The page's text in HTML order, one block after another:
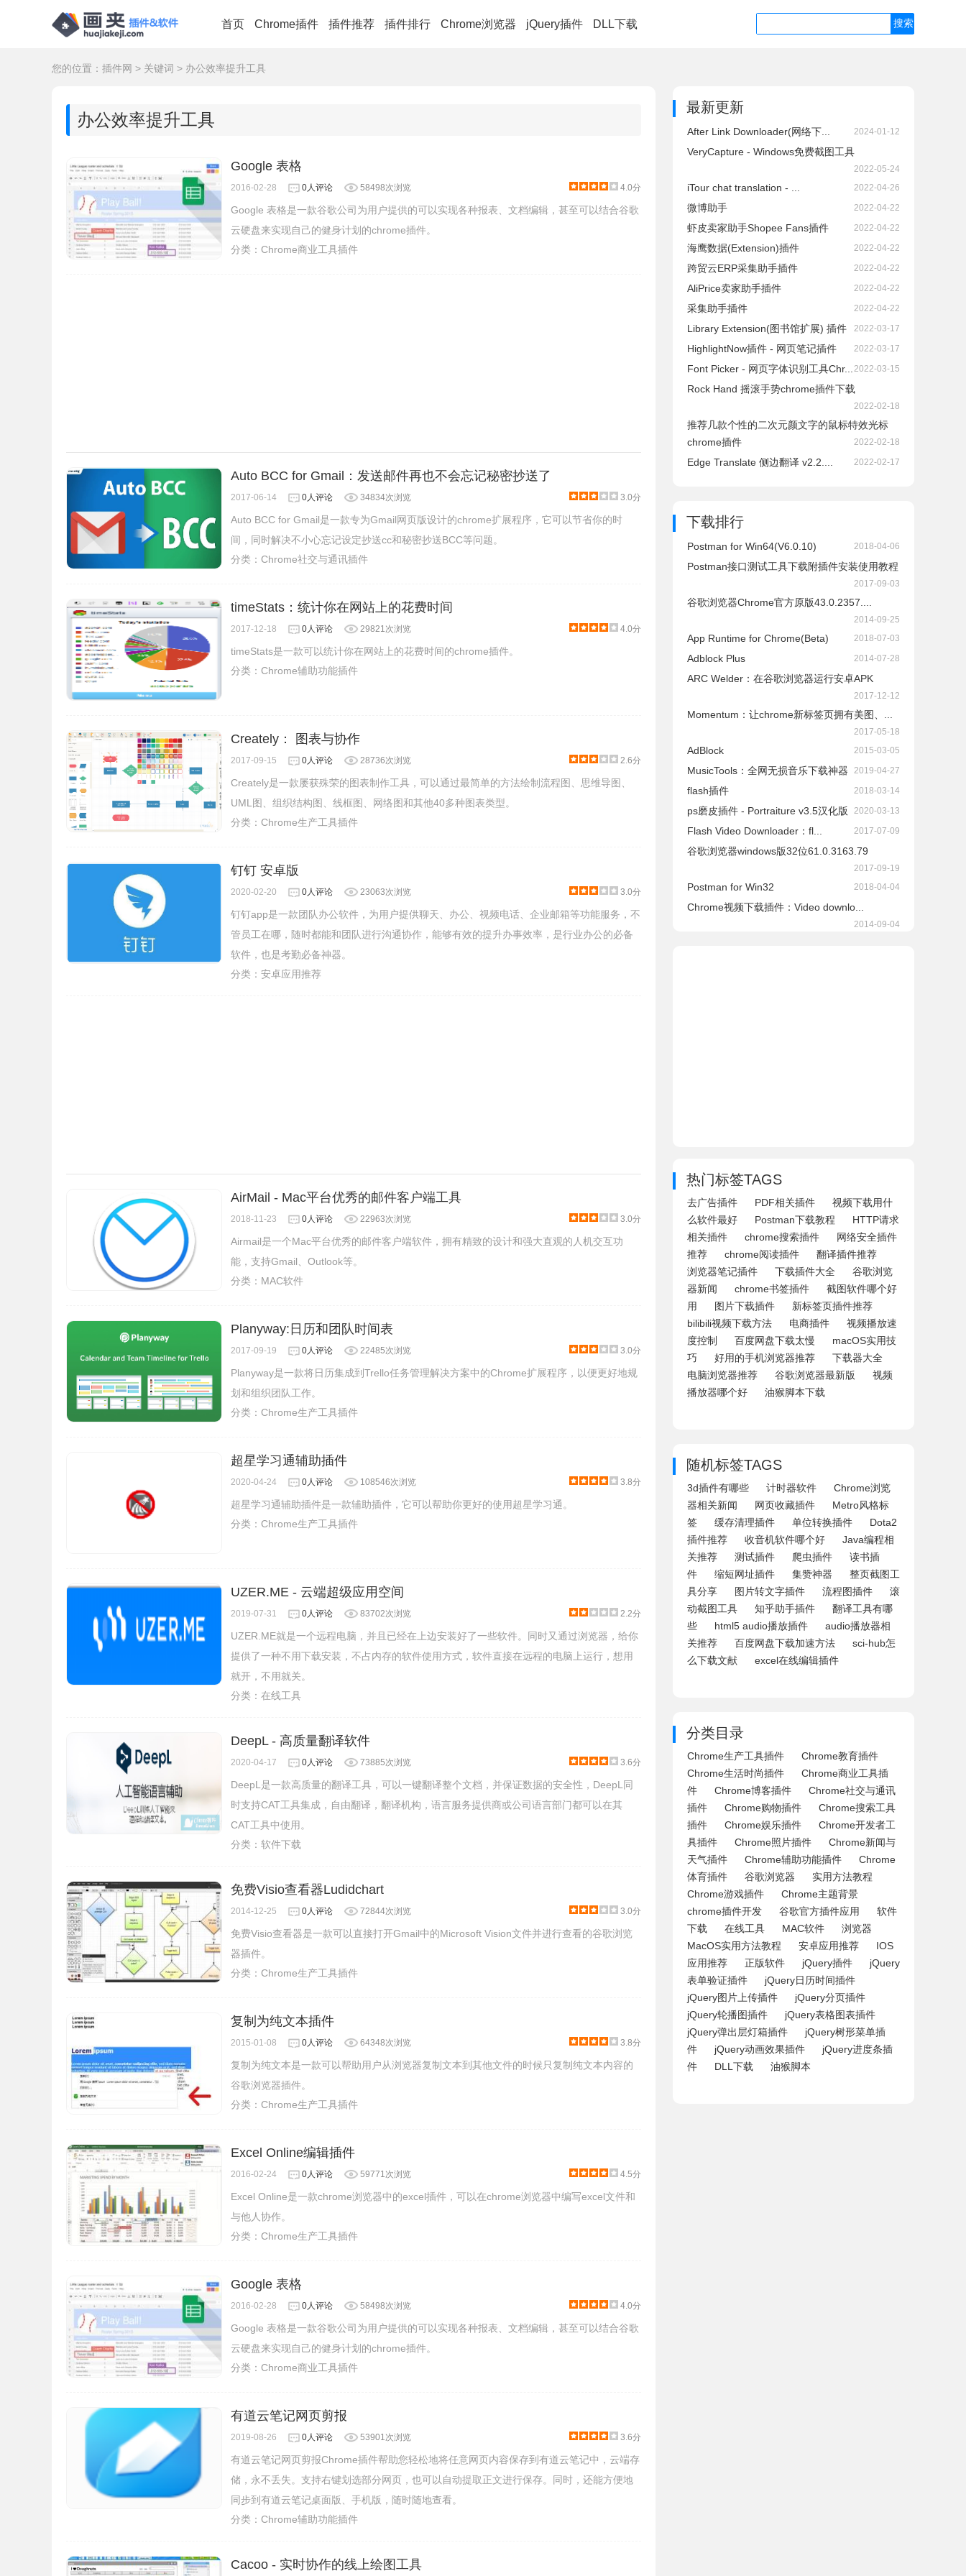
首页 Chrome插件 插件推荐 插件排行 Chrome浏览器 jQuery插件 DLL下载
您的位置： 插件网 > 关键词 > 办公效率提升工具
办公效率提升工具
Google 表格
2016-02-28 0人评论 58498次浏览 4.0分
Google 表格是一款谷歌公司为用户提供的可以实现各种报表、文档编辑，甚至可以结合谷歌
云硬盘来实现自己的健身计划的chrome插件。
分类： Chrome商业工具插件
Auto BCC for Gmail：发送邮件再也不会忘记秘密抄送了
2017-06-14 0人评论 34834次浏览 3.0分
Auto BCC for Gmail是一款专为Gmail网页版设计的chrome扩展程序，它可以节省你的时
间，同时解决不小心忘记设定抄送cc和秘密抄送BCC等问题。
分类： Chrome社交与通讯插件
timeStats：统计你在网站上的花费时间
2017-12-18 0人评论 29821次浏览 4.0分
timeStats是一款可以统计你在网站上的花费时间的chrome插件。
分类： Chrome辅助功能插件
Creately： 图表与协作
2017-09-15 0人评论 28736次浏览 2.6分
Creately是一款屡获殊荣的图表制作工具，可以通过最简单的方法绘制流程图、思维导图、
UML图、组织结构图、线框图、网络图和其他40多种图表类型。
分类： Chrome生产工具插件
钉钉 安卓版
2020-02-20 0人评论 23063次浏览 3.0分
钉钉app是一款团队办公软件，为用户提供聊天、办公、视频电话、企业邮箱等功能服务，不
管员工在哪，随时都能和团队进行沟通协作，能够有效的提升办事效率，是行业办公的必备
软件，也是考勤必备神器。
分类： 安卓应用推荐
AirMail - Mac平台优秀的邮件客户端工具
2018-11-23 0人评论 22963次浏览 3.0分
Airmail是一个Mac平台优秀的邮件客户端软件，拥有精致的设计和强大直观的人机交互功
能，支持Gmail、Outlook等。
分类： MAC软件
Planyway:日历和团队时间表
2017-09-19 0人评论 22485次浏览 3.0分
Planyway是一款将日历集成到Trello任务管理解决方案中的Chrome扩展程序，以便更好地规
划和组织团队工作。
分类： Chrome生产工具插件
超星学习通辅助插件
2020-04-24 0人评论 108546次浏览 3.8分
超星学习通辅助插件是一款辅助插件，它可以帮助你更好的使用超星学习通。
分类： Chrome生产工具插件
UZER.ME - 云端超级应用空间
2019-07-31 0人评论 83702次浏览 2.2分
UZER.ME就是一个远程电脑，并且已经在上边安装好了一些软件。同时又通过浏览器，给你
提供了一种不用下载安装，不占内存的软件使用方式，软件直接在远程的电脑上运行，想用
就开，不用就关。
分类： 在线工具
DeepL - 高质量翻译软件
2020-04-17 0人评论 73885次浏览 3.6分
DeepL是一款高质量的翻译工具，可以一键翻译整个文档，并保证数据的安全性，DeepL同
时支持CAT工具集成，自由翻译，翻译机构，语言服务提供商或公司语言部门都可以在其
CAT工具中使用。​
分类： 软件下载
免费Visio查看器Ludidchart
2014-12-25 0人评论 72844次浏览 3.0分
免费Visio查看器是一款可以直接打开Gmail中的Microsoft Vision文件并进行查看的谷歌浏览
器插件。
分类： Chrome生产工具插件
复制为纯文本插件
2015-01-08 0人评论 64348次浏览 3.8分
复制为纯文本是一款可以帮助用户从浏览器复制文本到其他文件的时候只复制纯文本内容的
谷歌浏览器插件。
分类： Chrome生产工具插件
Excel Online编辑插件
2016-02-24 0人评论 59771次浏览 4.5分
Excel Online是一款chrome浏览器中的excel插件，可以在chrome浏览器中编写excel文件和
与他人协作。
分类： Chrome生产工具插件
Google 表格
2016-02-28 0人评论 58498次浏览 4.0分
Google 表格是一款谷歌公司为用户提供的可以实现各种报表、文档编辑，甚至可以结合谷歌
云硬盘来实现自己的健身计划的chrome插件。
分类： Chrome商业工具插件
有道云笔记网页剪报
2019-08-26 0人评论 53901次浏览 3.6分
有道云笔记网页剪报Chrome插件帮助您轻松地将任意网页内容保存到有道云笔记中，云端存
储，永不丢失。支持右键划选部分网页，也可以自动提取正文进行保存。同时，还能方便地
同步到有道云笔记桌面版、手机版，随时随地查看。
分类： Chrome辅助功能插件
Cacoo - 实时协作的线上绘图工具
最新更新
After Link Downloader(网络下... 2024-01-12
VeryCapture - Windows免费截图工具
2022-05-24
iTour chat translation - ... 2022-04-26
微博助手 2022-04-22
虾皮卖家助手Shopee Fans插件 2022-04-22
海鹰数据(Extension)插件 2022-04-22
跨贸云ERP采集助手插件 2022-04-22
AliPrice卖家助手插件 2022-04-22
采集助手插件 2022-04-22
Library Extension(图书馆扩展) 插件 2022-03-17
HighlightNow插件 - 网页笔记插件 2022-03-17
Font Picker - 网页字体识别工具Chr... 2022-03-15
Rock Hand 摇滚手势chrome插件下载
2022-02-18
推荐几款个性的二次元颜文字的鼠标特效光标
chrome插件
2022-02-18
Edge Translate 侧边翻译 v2.2.... 2022-02-17
下载排行
Postman for Win64(V6.0.10) 2018-04-06
Postman接口测试工具下载附插件安装使用教程
2017-09-03
谷歌浏览器Chrome官方原版43.0.2357....
2014-09-25
App Runtime for Chrome(Beta) 2018-07-03
Adblock Plus 2014-07-28
ARC Welder：在谷歌浏览器运行安卓APK
2017-12-12
Momentum：让chrome新标签页拥有美图、...
2017-05-18
AdBlock 2015-03-05
​MusicTools：全网无损音乐下载神器 2019-04-27
flash插件 2018-03-14
ps磨皮插件 - Portraiture v3.5汉化版 2020-03-13
Flash Video Downloader：fl... 2017-07-09
谷歌浏览器windows版32位61.0.3163.79
2017-09-19
Postman for Win32 2018-04-04
Chrome视频下载插件：Video downlo...
2014-09-04
热门标签TAGS
去广告插件 PDF相关插件
视频下载用什
么软件最好
Postman下载教程
HTTP请求
相关插件
chrome搜索插件
网络安全插件
推荐
chrome阅读插件
翻译插件推荐
浏览器笔记插件
下载插件大全
谷歌浏览
器新闻
chrome书签插件
截图软件哪个好
用
图片下载插件
新标签页插件推荐
bilibili视频下载方法
电商插件
视频播放速
度控制
百度网盘下载太慢
macOS实用技
巧
好用的手机浏览器推荐
下载器大全
电脑浏览器推荐
谷歌浏览器最新版
视频
播放器哪个好
油猴脚本下载
随机标签TAGS
3d插件有哪些 计时器软件
Chrome浏览
器相关新闻
网页收藏插件
Metro风格标
签
缓存清理插件 单位转换插件
Dota2
插件推荐
收音机软件哪个好
Java编程相
关推荐
测试插件 爬虫插件
读书插
件
缩短网址插件 集赞神器
整页截图工
具分享
图片转文字插件 流程图插件
滚
动截图工具
知乎助手插件
翻译工具有哪
些
html5 audio播放插件
audio播放器相
关推荐
百度网盘下载加速方法
sci-hub怎
么下载文献
excel在线编辑插件
分类目录
Chrome生产工具插件
Chrome教育插件
Chrome生活时尚插件
Chrome商业工具插
件
Chrome博客插件
Chrome社交与通讯
插件
Chrome购物插件
Chrome搜索工具
插件
Chrome娱乐插件
Chrome开发者工
具插件
Chrome照片插件
Chrome新闻与
天气插件
Chrome辅助功能插件
Chrome
体育插件
谷歌浏览器
实用方法教程
Chrome游戏插件
Chrome主题背景
chrome插件开发
谷歌官方插件应用
软件
下载
在线工具 MAC软件
浏览器
MacOS实用方法教程
安卓应用推荐
IOS
应用推荐
正版软件 jQuery插件
jQuery
表单验证插件
jQuery日历时间插件
jQuery图片上传插件
jQuery分页插件
jQuery轮播图插件
jQuery表格图表插件
jQuery弹出层灯箱插件
jQuery树形菜单插
件
jQuery动画效果插件
jQuery进度条插
件
DLL下载 油猴脚本